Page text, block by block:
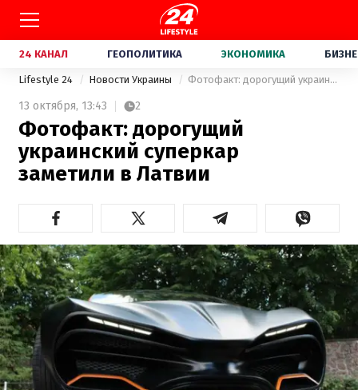
24 КАНАЛ ГЕОПОЛИТИКА ЭКОНОМИКА
Lifestyle 24 Новости Украины Фотофакт: дорогущий украинский суперкар заметили в Латвии
13 октября, 13:43 2
Фотофакт: дорогущий
украинский суперкар
заметили в Латвии